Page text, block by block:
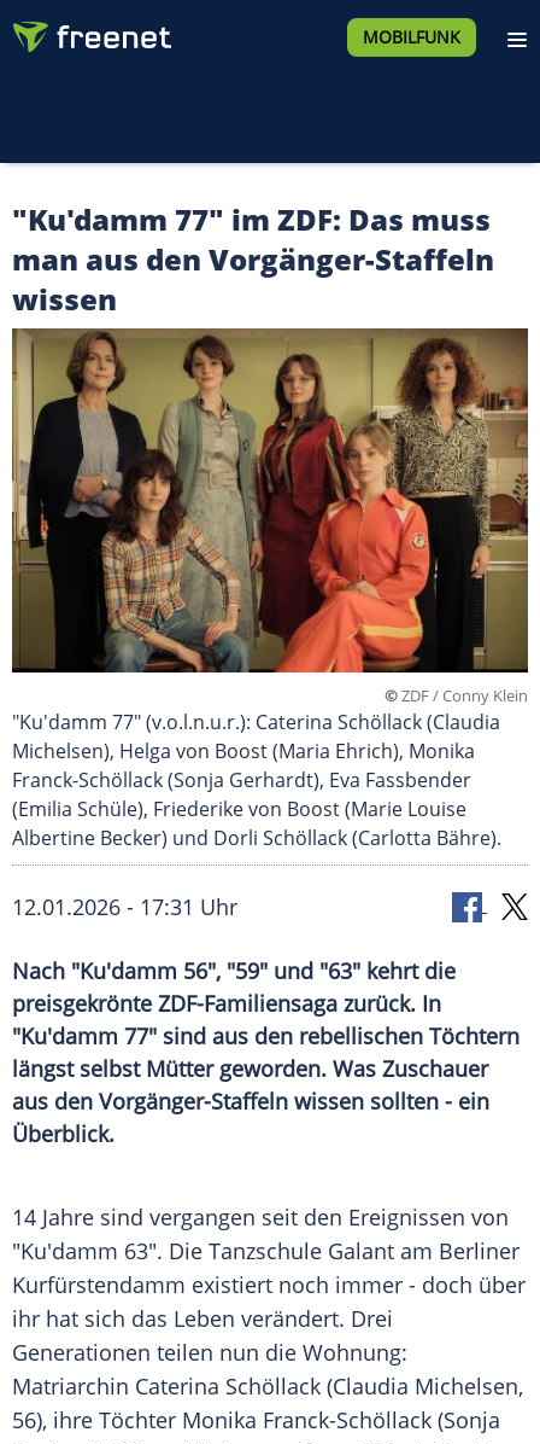
MOBILFUNK
"Ku'damm 77" im ZDF: Das muss
man aus den Vorgänger-Staffeln
wissen
©ZDF / Conny Klein
"Ku'damm 77" (v.o.l.n.u.r.): Caterina Schöllack (Claudia
Michelsen), Helga von Boost (Maria Ehrich), Monika
Franck-Schöllack (Sonja Gerhardt), Eva Fassbender
(Emilia Schüle), Friederike von Boost (Marie Louise
Albertine Becker) und Dorli Schöllack (Carlotta Bähre).
12.01.2026 - 17:31 Uhr
Nach "Ku'damm 56", "59" und "63" kehrt die
preisgekrönte ZDF-Familiensaga zurück. In
"Ku'damm 77" sind aus den rebellischen Töchtern
längst selbst Mütter geworden. Was Zuschauer
aus den Vorgänger-Staffeln wissen sollten - ein
Überblick.
14 Jahre sind vergangen seit den Ereignissen von
"Ku'damm 63". Die Tanzschule Galant am Berliner
Kurfürstendamm existiert noch immer - doch über
ihr hat sich das Leben verändert. Drei
Generationen teilen nun die Wohnung:
Matriarchin Caterina Schöllack (Claudia Michelsen,
56), ihre Töchter Monika Franck-Schöllack (Sonja